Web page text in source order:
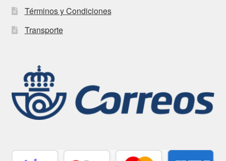
Términos y Condiciones
Transporte